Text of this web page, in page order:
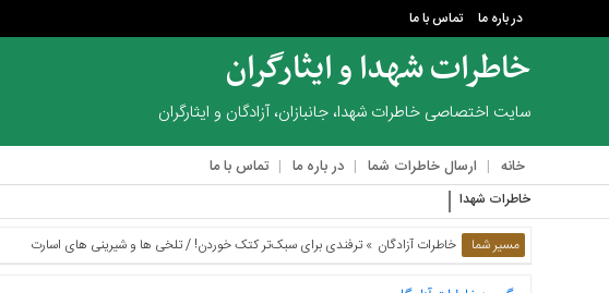
در باره ما تماس با ما
خاطرات شهدا و ایثارگران
سایت اختصاصی خاطرات شهدا، جانبازان، آزادگان و ایثارگران
خانه ارسال خاطرات شما در باره ما تماس با ما
در
ما
تماس
خاطرات شهدا
مسیر شما خاطرات آزادگان » ترفندی برای سبک‌تر کتک خوردن! / تلخی ها و شیرینی های اسارت